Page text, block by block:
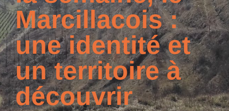
Marcillacois :
une identité et
un territoire à
découvrir